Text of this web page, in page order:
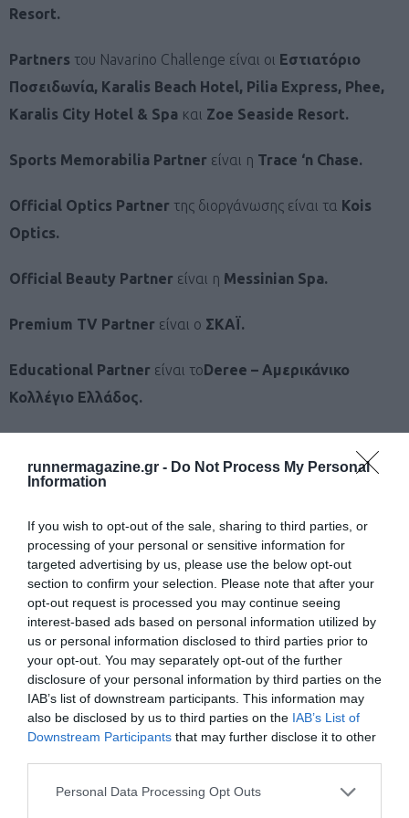
runnermagazine.gr - Do Not Process My Personal
Information
If you wish to opt-out of the sale, sharing to third parties, or
processing of your personal or sensitive information for
targeted advertising by us, please use the below opt-out
section to confirm your selection. Please note that after your
opt-out request is processed you may continue seeing
interest-based ads based on personal information utilized by
us or personal information disclosed to third parties prior to
your opt-out. You may separately opt-out of the further
disclosure of your personal information by third parties on the
IAB’s list of downstream participants. This information may
also be disclosed by us to third parties on the IAB’s List of
Downstream Participants that may further disclose it to other
Personal Data Processing Opt Outs
Resort.
Partners του Navarino Challenge είναι οι Εστιατόριο
Ποσειδωνία, Karalis Beach Hotel, Pilia Express, Phee,
Karalis City Hotel & Spa και Zoe Seaside Resort.
Sports Memorabilia Partner είναι η Trace ‘n Chase.
Official Optics Partner της διοργάνωσης είναι τα Kois
Optics.
Official Beauty Partner είναι η Messinian Spa.
Premium TV Partner είναι ο ΣΚΑΪ.
Educational Partner είναι τοDeree – Αμερικάνικο
Κολλέγιο Ελλάδος.
FitnessArt, F45 Barrio Salamanca, Moraitis
Navarino, Navarino Golf Academy, Navarino Outdoors,
Pilates by Mandy, Red Swim Academy, Swim O’ Clock,
Triantafyllidis Beach Arena.
Αρωγοίτου Navarino Challenge είναι οιVita N Travel ,
Σύνδεσμος Επιχειρήσεων Τουριστικής Ανάπτυξης
Πύλου.
Το Navarino Challenge έχει ενταχθεί στις ελληνικές δράσεις